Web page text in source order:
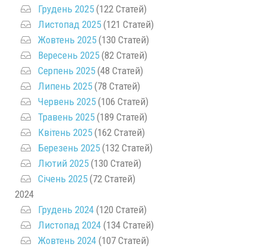
Грудень 2025 (122 Статей)
Листопад 2025 (121 Статей)
Жовтень 2025 (130 Статей)
Вересень 2025 (82 Статей)
Серпень 2025 (48 Статей)
Липень 2025 (78 Статей)
Червень 2025 (106 Статей)
Травень 2025 (189 Статей)
Квітень 2025 (162 Статей)
Березень 2025 (132 Статей)
Лютий 2025 (130 Статей)
Січень 2025 (72 Статей)
2024
Грудень 2024 (120 Статей)
Листопад 2024 (134 Статей)
Жовтень 2024 (107 Статей)